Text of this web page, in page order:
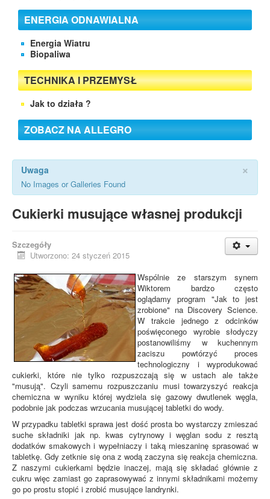
ENERGIA ODNAWIALNA
Energia Wiatru
Biopaliwa
TECHNIKA I PRZEMYSŁ
Jak to działa ?
ZOBACZ NA ALLEGRO
×
Uwaga
No Images or Galleries Found
Cukierki musujące własnej produkcji
Szczegóły
Utworzono: 24 styczeń 2015
Wspólnie ze starszym synem
Wiktorem bardzo często
oglądamy program "Jak to jest
zrobione" na Discovery Science.
W trakcie jednego z odcinków
poświęconego wyrobie słodyczy
postanowiliśmy w kuchennym
zaciszu powtórzyć proces
technologiczny i wyprodukować
cukierki, które nie tylko rozpuszczają się w ustach ale także
"musują". Czyli samemu rozpuszczaniu musi towarzyszyć reakcja
chemiczna w wyniku której wydziela się gazowy dwutlenek węgla,
podobnie jak podczas wrzucania musującej tabletki do wody.
W przypadku tabletki sprawa jest dość prosta bo wystarczy zmieszać
suche składniki jak np. kwas cytrynowy i węglan sodu z resztą
dodatków smakowych i wypełniaczy i taką mieszaninę sprasować w
tabletkę. Gdy zetknie się ona z wodą zaczyna się reakcja chemiczna.
Z naszymi cukierkami będzie inaczej, mają się składać głównie z
cukru więc zamiast go zaprasowywać z innymi składnikami możemy
go po prostu stopić i zrobić musujące landrynki.